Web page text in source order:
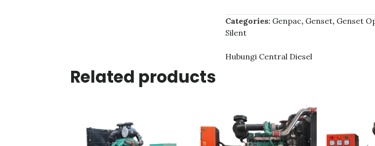
Categories: Genpac, Genset, Genset
Silent
Hubungi Central Diesel
Related products